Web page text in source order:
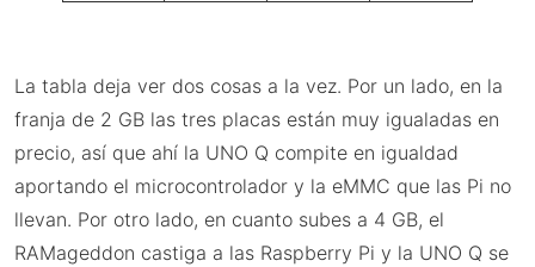
La tabla deja ver dos cosas a la vez. Por un lado, en la
franja de 2 GB las tres placas están muy igualadas en
precio, así que ahí la UNO Q compite en igualdad
aportando el microcontrolador y la eMMC que las Pi no
llevan. Por otro lado, en cuanto subes a 4 GB, el
RAMageddon castiga a las Raspberry Pi y la UNO Q se